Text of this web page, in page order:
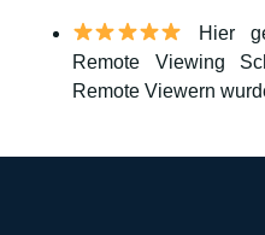
Hier
Remote Viewing
Remote Viewern